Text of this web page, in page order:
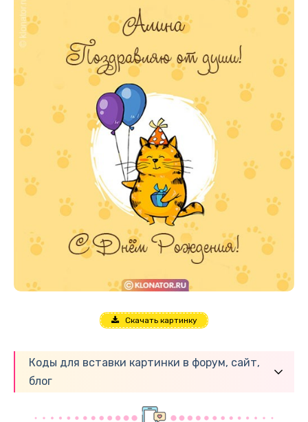
Скачать картинку
Коды для вставки картинки в форум, сайт,
блог